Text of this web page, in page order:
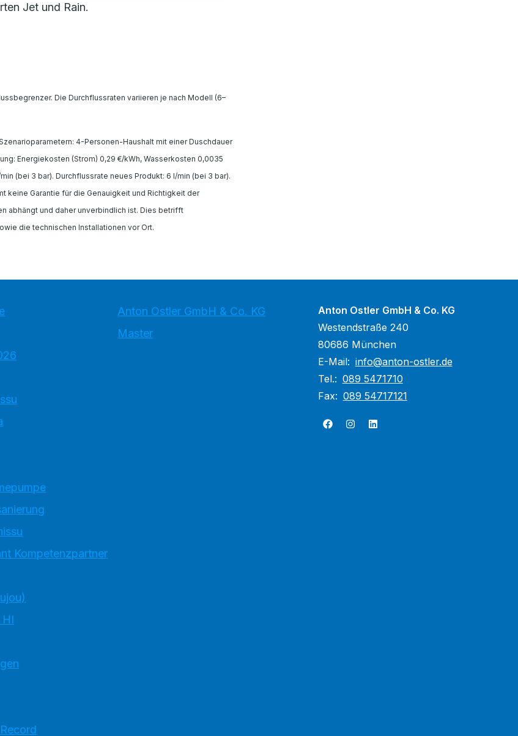
Jet und Rain.
Die Durchflussraten variieren je nach Modell (6–
4-Personen-Haushalt mit einer Duschdauer
Energiekosten (Strom) 0,29 €/kWh, Wasserkosten 0,0035
(bei 3 bar). Durchflussrate neues Produkt: 6 l/min (bei 3 bar).
keine Garantie für die Genauigkeit und Richtigkeit der
abhängt und daher unverbindlich ist. Dies betrifft
die technischen Installationen vor Ort.
Kompetenzpartner
HI
Anton Ostler GmbH & Co. KG
Master
Anton Ostler GmbH & Co. KG
Westendstraße 240
80686 München
E-Mail: ​​info@anton-ostler.de
Tel.: 089 5471710
Fax: 089 54717121